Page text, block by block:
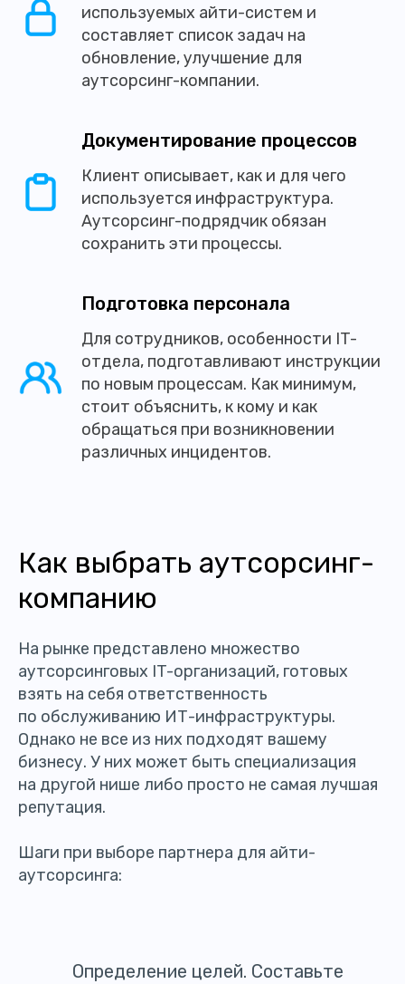
используемых айти-систем и
составляет список задач на
обновление, улучшение для
аутсорсинг-компании.
Документирование процессов
Клиент описывает, как и для чего
используется инфраструктура.
Аутсорсинг-подрядчик обязан
сохранить эти процессы.
Подготовка персонала
Для сотрудников, особенности IT-
отдела, подготавливают инструкции
по новым процессам. Как минимум,
стоит объяснить, к кому и как
обращаться при возникновении
различных инцидентов.
Как выбрать аутсорсинг-
компанию
На рынке представлено множество
аутсорсинговых IT-организаций, готовых
взять на себя ответственность
по обслуживанию ИТ-инфраструктуры.
Однако не все из них подходят вашему
бизнесу. У них может быть специализация
на другой нише либо просто не самая лучшая
репутация.
Шаги при выборе партнера для айти-
аутсорсинга:
Определение целей. Составьте